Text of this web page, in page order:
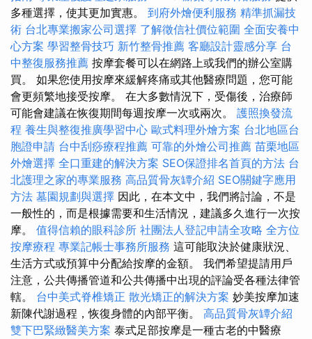
多種選擇，使其更加實惠。 到府外燴便利服務 精準抓漏技
術 台北專業搬家公司選擇 了解徵信社價位範圍 全面安養中
心方案 學習整骨技巧 新竹整骨推薦 客廳設計靈感分享 台
中整復服務推薦 按摩套餐可以在網路上或我們的辦公室購
買。 如果您使用按摩來緩解疼痛或其他醫療問題，您可能
會更頻繁地接受按摩。 在大多數情況下，受傷後，治療師
可能會建議在恢復期間每週按摩一次或兩次。 護照換發流
程 養生與整復推廣學習中心 歐式料理外燴方案 台北地區台
胞證申請 台中刮痧療程推薦 可靠的外燴公司推薦 苗栗地區
外燴選擇 全口重建的解決方案 SEO保證排名首頁的方法 台
北護理之家的專業服務 高品質骨灰罈介紹 SEO關鍵字應用
方法 墓園規劃與選擇 因此，在本文中，我們將討論，不是
一般性的，而是根據需要和生活情況，建議多久進行一次按
摩。 值得信賴的眼科診所 社團法人登記申請全攻略 全方位
按摩療程 專業記帳士事務所服務 這可能取決於健康狀況、
生活方式或預算中分配給按摩的金額。 我們希望提請用戶
注意，公共傳播管道和公共傳播中出現的評論受各種法律管
轄。 台中美式脊椎矯正 散光矯正的解決方案 妙美按摩加速
新陳代謝過程，恢復身體的內部平衡。 高品質骨灰罈介紹
雙下巴緊緻醫美方案 泰式足部按摩是一種古老的中醫療